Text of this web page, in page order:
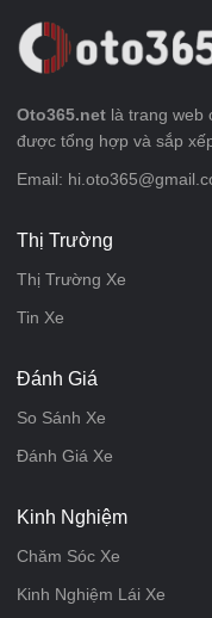
Oto365.net là trang web
được tổng hợp và sắp
Email:
Thị Trường
Thị Trường Xe
Tin Xe
Đánh Giá
So Sánh Xe
Đánh Giá Xe
Kinh Nghiệm
Chăm Sóc Xe
Kinh Nghiệm Lái Xe